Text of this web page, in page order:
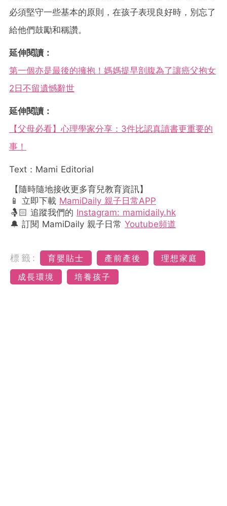
必須堅守一些基本的原則，在孩子表現良好時，別忘了
給他們鼓勵和稱讚。
延伸閱讀：
第一個亦是最後的擁抱！媽媽提早剖腹為了讓癌父抱女
2日不留遺憾辭世
延伸閱讀：
【父母必看】心理學家分享：3件比認真讀書更重要的
事！
Text：Mami Editorial
【隨時隨地接收更多育兒教育資訊】
📱 立即下載 MamiDaily 親子日常APP
🤱🏻 追蹤我們的 Instagram: mamidaily.hk
🔔 訂閱 MamiDaily 親子日常 Youtube頻道
標籤: 育嬰貼士 產前產後
理想家庭
成長環境
培養孩子